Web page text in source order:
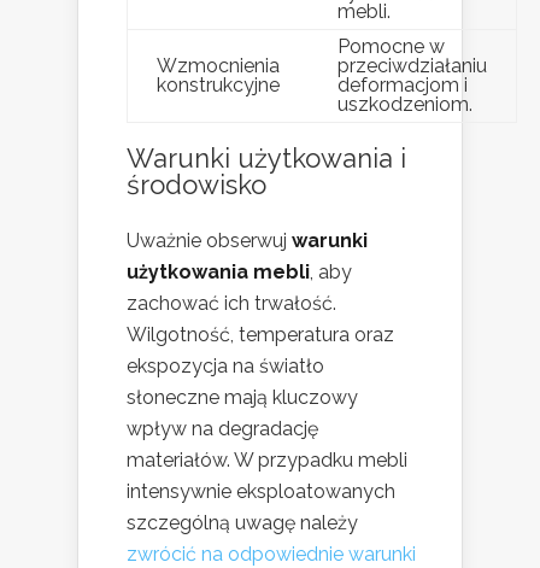
mebli.
Wzmocnienia
konstrukcyjne
Pomocne w
przeciwdziałaniu
deformacjom i
uszkodzeniom.
Warunki użytkowania i
środowisko
Uważnie obserwuj warunki
użytkowania mebli, aby
zachować ich trwałość.
Wilgotność, temperatura oraz
ekspozycja na światło
słoneczne mają kluczowy
wpływ na degradację
materiałów. W przypadku mebli
intensywnie eksploatowanych
szczególną uwagę należy
zwrócić na odpowiednie warunki